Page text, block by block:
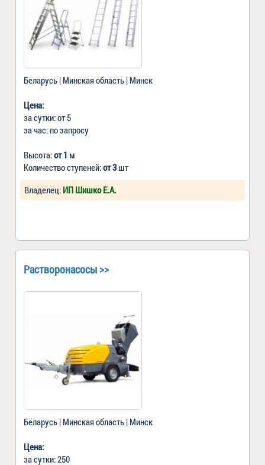
Беларусь | Минская область | Минск
Цена:
за сутки: от 5
за час: по запросу
Высота:от 1 м
Количество ступеней:от 3шт
Владелец: ИП Шишко Е.А.
Растворонасосы >>
Беларусь | Минская область | Минск
Цена:
за сутки: 250